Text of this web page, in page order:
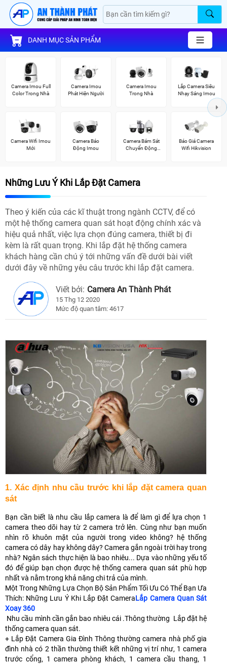
DANH MỤC SẢN PHẨM
Camera Imou Full
Color Trong Nhà
Camera Imou
Phát Hiện Người
Camera Imou
Trong Nhà
Lắp Camera Siêu
Nhạy Sáng Imou
Camera Wifi Imou
Mới
Camera Báo
Động Imou
Camera Bám Sát
Chuyển Động
Báo Giá Camera
Wifi Hikvision
Những Lưu Ý Khi Lắp Đặt Camera
Theo ý kiến của các kĩ thuật trong ngành CCTV, để có
một hệ thống camera quan sát hoạt động chính xác và
hiệu quả nhất, việc lựa chọn đúng camera, thiết bị đi
kèm là rất quan trọng. Khi lắp đặt hệ thống camera
khách hàng cần chú ý tới những vấn đề dưới bài viết
dưới đây về những yêu câu trước khi lắp đặt camera.
Viết bởi: Camera An Thành Phát
15 Thg 12 2020
Mức độ quan tâm: 4617
1. Xác định nhu cầu trước khi lắp đặt camera quan
sát
Bạn cần biết là nhu cầu lắp camera là để làm gì để lựa chọn 1
camera theo dõi hay từ 2 camera trở lên. Cùng như bạn muốn
nhìn rõ khuôn mặt của người trong video không? hệ thống
camera có dây hay không dây? Camera gắn ngoài trời hay trong
nhà? Ngân sách thực hiện là bao nhiêu... Dựa vào những yếu tố
đó để giúp bạn chọn được hệ thống camera quan sát phù hợp
nhất và nằm trong khả năng chi trả của mình.
Một Trong Những Lựa Chọn Bộ Sản Phẩm Tối Ưu Có Thể Bạn Ưa
Thích: Những Lưu Ý Khi Lắp Đặt CameraLắp Camera Quan Sát
Xoay 360
Nhu cầu mình cần gắn bao nhiêu cái .Thông thường Lắp đặt hệ
thống camera quan sát.
+ Lắp Đặt Camera Gia Đình Thông thường camera nhà phố gia
đình nhà có 2 thần thường thiết kết những vị trí như, 1 camera
trước cổng, 1 camera phòng khách, 1 camera cầu thang, 1